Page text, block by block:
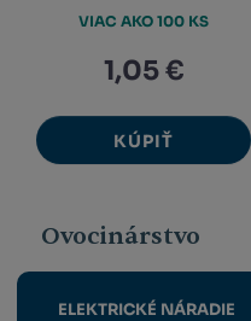
1,05 €
KÚPIŤ
VIAC AKO 100 KS
Ovocinárstvo
ELEKTRICKÉ NÁRADIE